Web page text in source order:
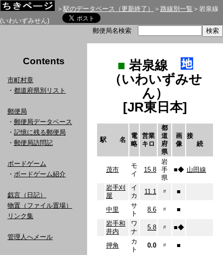
＞ 駅のデータベース（更新終了） ＞ 路線別一覧 ＞岩泉線
(いわいずみせん)
郵便局名検索
Contents
市町村章
・ 都道府県別リスト
郵便局
・ 郵便局データベース
・ 記憶に残る郵便局
・ 郵便局訪問記
ボードゲーム
・ ボードゲーム紹介
戯言（日記）
物置（ファイル置場）
リンク集
管理人へメール
■ 岩泉線
（いわいずみせ
ん）
[JR東日本]
駅 名
電
略
営業
キロ
都
道
府
県
画
像
接
続
茂市
モ
イ
15.8
岩
手
県
■◆ 山田線
岩手刈
屋
イ
カ
11.1 〃 ■
中里
サ
ト
8.6 〃
■
岩手和
井内
ワ
ナ
5.8 〃 ■◆
押角
カ
ト
0.0 〃
■